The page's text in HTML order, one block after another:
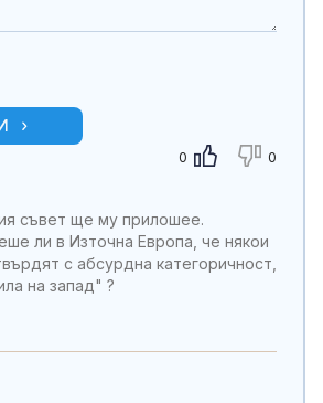
0 0
съвет ще му прилошее.
ли в Източна Европа, че някои
с абсурдна категоричност,
на запад" ?